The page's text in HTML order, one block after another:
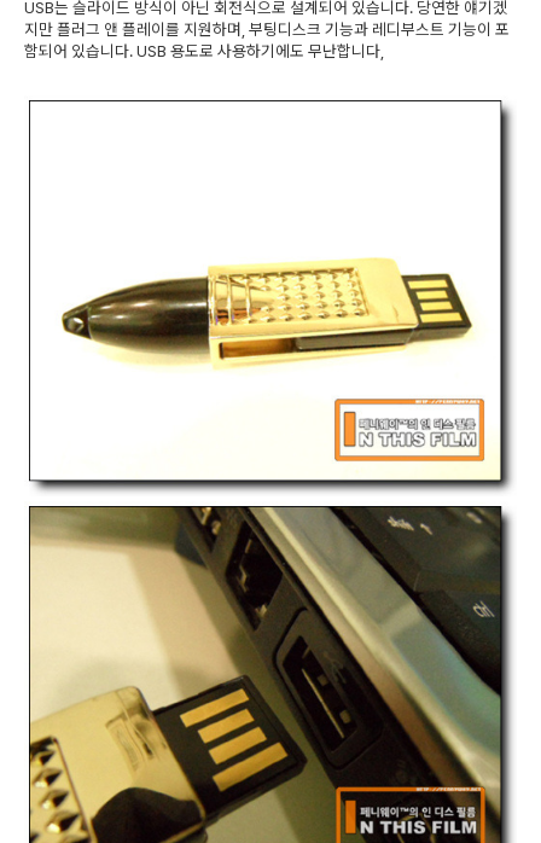
USB는 슬라이드 방식이 아닌 회전식으로 설계되어 있습니다. 당연한 얘기겠
지만 플러그 앤 플레이를 지원하며, 부팅디스크 기능과 레디부스트 기능이 포
함되어 있습니다. USB 용도로 사용하기에도 무난합니다,